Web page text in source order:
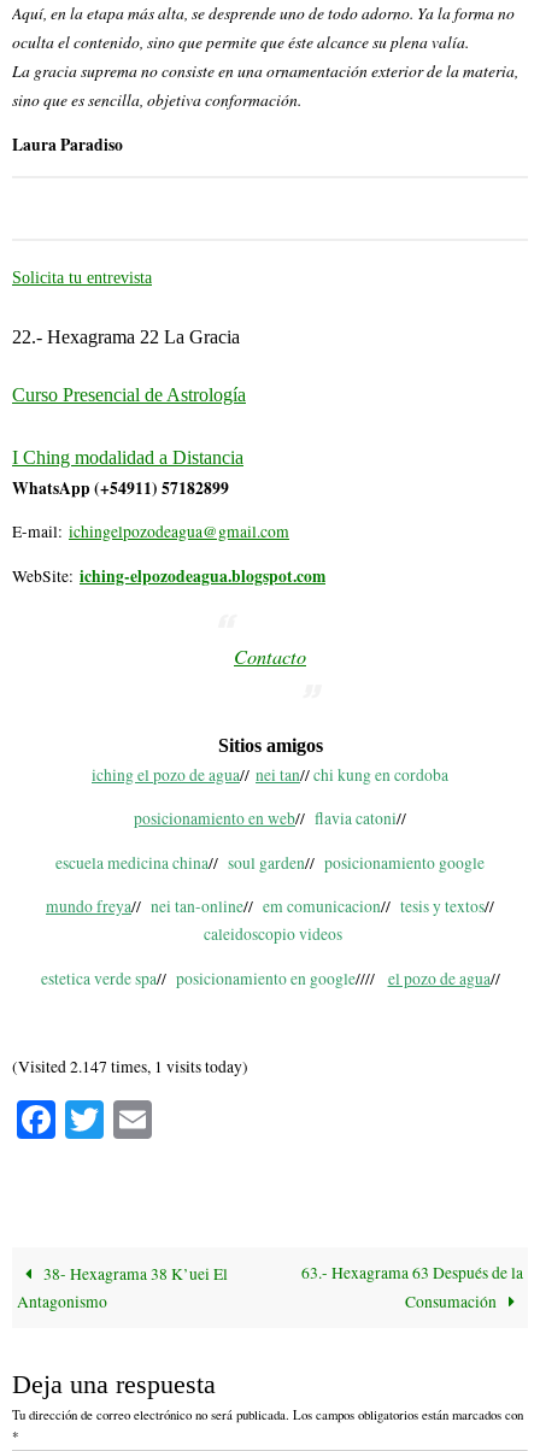
Aquí, en la etapa más alta, se desprende uno de todo adorno. Ya la forma no
oculta el contenido, sino que permite que éste alcance su plena valía.
La gracia suprema no consiste en una ornamentación exterior de la materia,
sino que es sencilla, objetiva conformación.
Laura Paradiso
Solicita tu entrevista
22.- Hexagrama 22 La Gracia
Curso Presencial de Astrología
I Ching modalidad a Distancia
WhatsApp (+54911) 57182899
E-mail: ichingelpozodeagua@gmail.com
WebSite: iching-elpozodeagua.blogspot.com
Contacto
Sitios amigos
iching el pozo de agua// nei tan//chi kung en cordoba
posicionamiento en web// flavia catoni//
escuela medicina china// soul garden// posicionamiento google
mundo freya// nei tan-online// em comunicacion// tesis y textos//
caleidoscopio videos
estetica verde spa// posicionamiento en google//// el pozo de agua//
(Visited 2.147 times, 1 visits today)
Fa T
38- Hexagrama 38 K’uei El
Antagonismo
63.- Hexagrama 63 Después de la
Consumación
Deja una respuesta
Tu dirección de correo electrónico no será publicada. Los campos obligatorios están marcados con
*